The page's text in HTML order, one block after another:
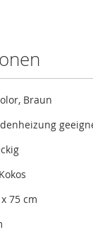
Braun
75 cm